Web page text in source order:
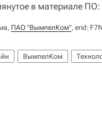
в материале ПО:
ПАО "ВымпелКом", erid:
ВымпелКом